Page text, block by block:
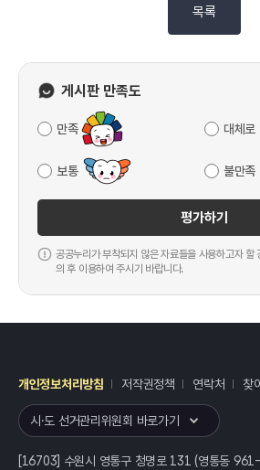
목록
게시판 만족도
만족 대체로
보통 불만족
평가하기
공공누리가 부착되지 않은 자료들을 사용하고자 할
의 후 이용하여 주시기 바랍니다.
개인정보처리방침 저작권정책 연락처 찾
시·도 선거관리위원회 바로가기
[16703] 수원시 영통구 청명로 131 (영통동